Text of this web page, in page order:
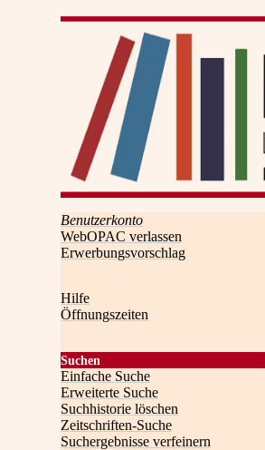
Benutzerkonto
WebOPAC verlassen
Erwerbungsvorschlag
Hilfe
Öffnungszeiten
Suchen
Einfache Suche
Erweiterte Suche
Suchhistorie löschen
Zeitschriften-Suche
Suchergebnisse verfeinern